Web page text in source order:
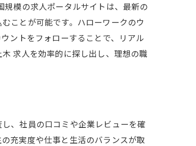
模の求人ポータルサイトは、最新の
ことが可能です。ハローワークのウ
ントをフォローすることで、リアル
求人を効率的に探し出し、理想の職
、社員の口コミや企業レビューを確
充実度や仕事と生活のバランスが取